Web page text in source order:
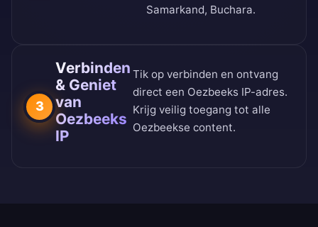
Samarkand, Buchara.
3
Verbinden
& Geniet
van
Oezbeeks
IP
Tik op verbinden en ontvang
direct een Oezbeeks IP-adres.
Krijg veilig toegang tot alle
Oezbeekse content.